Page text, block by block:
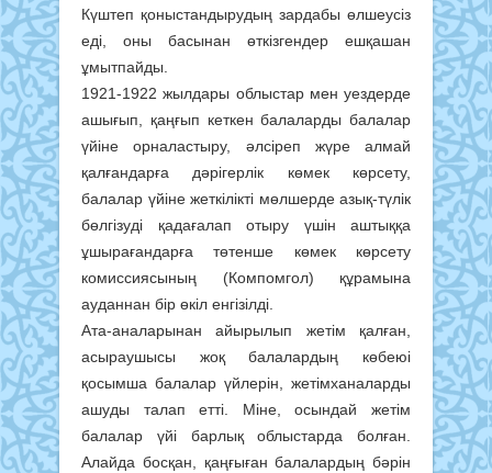
Күштеп қоныстандырудың зардабы өлшеусіз
еді, оны басынан өткізгендер ешқашан
ұмытпайды.
1921-1922 жылдары облыстар мен уездерде
ашығып, қаңғып кеткен балаларды балалар
үйіне орналастыру, әлсіреп жүре алмай
қалғандарға дәрігерлік көмек көрсету,
балалар үйіне жеткілікті мөлшерде азық-түлік
бөлгізуді қадағалап отыру үшін аштыққа
ұшырағандарға төтенше көмек көрсету
комиссиясының (Компомгол) құрамына
ауданнан бір өкіл енгізілді.
Ата-аналарынан айырылып жетім қалған,
асыраушысы жоқ балалардың көбеюі
қосымша балалар үйлерін, жетімханаларды
ашуды талап етті. Міне, осындай жетім
балалар үйі барлық облыстарда болған.
Алайда босқан, қаңғыған балалардың бәрін